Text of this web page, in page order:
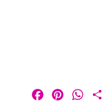
FacebookPinterest